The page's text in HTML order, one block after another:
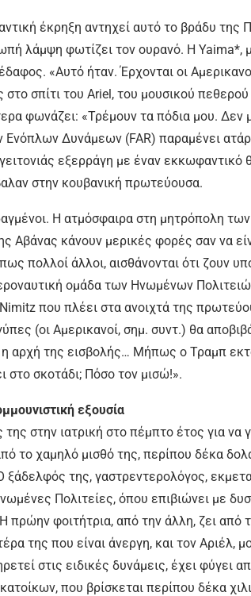
έκρηξη αντηχεί αυτό το βράδυ της
λάμψη φωτίζει τον ουρανό. Η Yaima*,
«Αυτό ήταν. Έρχονται οι
στο σπίτι του Ariel, του μουσικού
φωνάζει: «Τρέμουν τα πόδια μου.
Δυνάμεων (FAR) παραμένει
εξερράγη με έναν εκκωφαντικό
στην κουβανική πρωτεύουσα.
Η ατμόσφαιρα στη μητρόπολη
Αβάνας κάνουν μερικές φορές σαν να
πολλοί άλλοι, αισθάνονται ότι ζουν
ομάδα των Ηνωμένων
που πλέει στα ανοιχτά της
(οι Αμερικανοί, σημ. συντ.) θα
η αρχή της εισβολής… Μήπως ο Τραμπ
στο σκοτάδι; Πόσο τον μισώ!».
εξουσία
στην ιατρική στο πέμπτο έτος για να
το χαμηλό μισθό της, περίπου δέκα
ξάδελφός της, γαστρεντερολόγος,
Πολιτείες, όπου επιβιώνει με
πρώην φοιτήτρια, από την άλλη, ζει από
της που είναι άνεργη, και τον Αριέλ,
στις ειδικές δυνάμεις, έχει φύγει
που βρίσκεται περίπου δέκα